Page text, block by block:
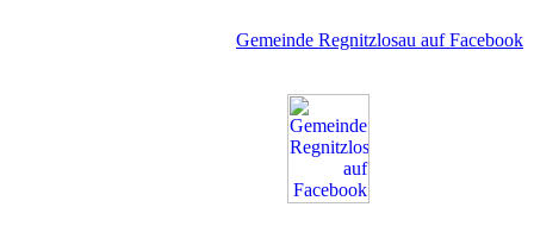
Gemeinde Regnitzlosau auf Facebook